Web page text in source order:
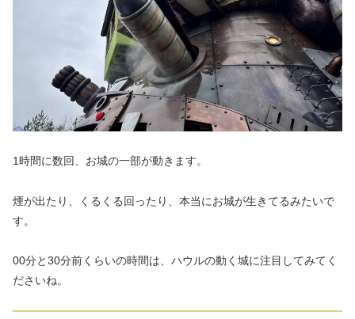
1時間に数回、お城の一部が動きます。
煙が出たり、くるくる回ったり、本当にお城が生きてるみたいで
す。
00分と30分前くらいの時間は、ハウルの動く城に注目してみてく
ださいね。